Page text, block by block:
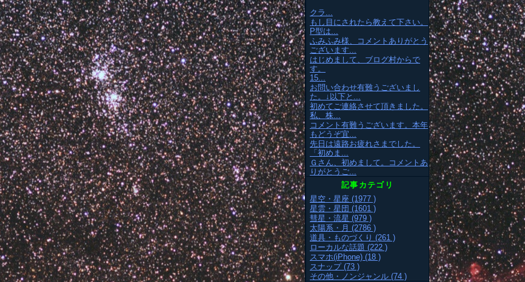
クラ...
もし目にされたら教えて下さい。
P型は...
ふみふみ様、コメントありがとう
ございます...
はじめまして、ブログ村からで
す。
15...
お問い合わせ有難うございまし
た。↓以下と...
初めてご連絡させて頂きました。
私、株...
コメント有難うございます。本年
もどうぞ宜...
先日は遠路お疲れさまでした。
「初めま...
Ｇさん、初めまして。コメントあ
りがとうご...
記事カテゴリ
星空・星座 (1977 )
星雲・星団 (1601 )
彗星・流星 (979 )
太陽系・月 (2786 )
道具・ものづくり (261 )
ローカルな話題 (222 )
スマホ(iPhone) (18 )
スナップ (73 )
その他・ノンジャンル (74 )